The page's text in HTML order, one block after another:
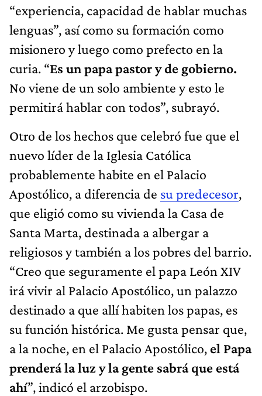
“experiencia, capacidad de hablar muchas
lenguas”, así como su formación como
misionero y luego como prefecto en la
curia. “Es un papa pastor y de gobierno.
No viene de un solo ambiente y esto le
permitirá hablar con todos”, subrayó.
Otro de los hechos que celebró fue que el
nuevo líder de la Iglesia Católica
probablemente habite en el Palacio
Apostólico, a diferencia de su predecesor,
que eligió como su vivienda la Casa de
Santa Marta, destinada a albergar a
religiosos y también a los pobres del barrio.
“Creo que seguramente el papa León XIV
irá vivir al Palacio Apostólico, un palazzo
destinado a que allí habiten los papas, es
su función histórica. Me gusta pensar que,
a la noche, en el Palacio Apostólico, el Papa
prenderá la luz y la gente sabrá que está
ahí”, indicó el arzobispo.